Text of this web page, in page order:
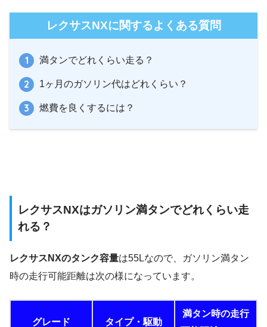
レクサスNXに関するよくある質問
満タンでどれくらい走る？
1ヶ月のガソリン代はどれくらい？
燃費を良くするには？
レクサスNXはガソリン満タンでどれくらい走
れる？
レクサスNXのタンク容量は55Lなので、ガソリン満タン
時の走行可能距離は次の様になっています。
グレード タイプ・駆動
満タン時の走行